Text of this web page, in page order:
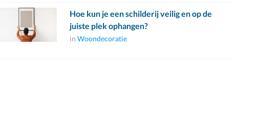
Hoe kun je een schilderij veilig en op de
juiste plek ophangen?
in Woondecoratie